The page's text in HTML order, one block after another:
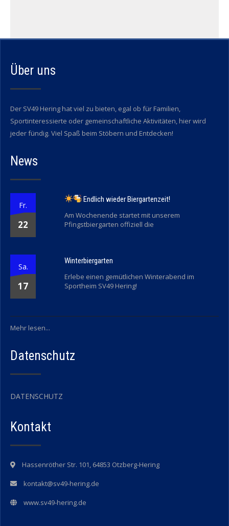
Über uns
Der SV49 Hering hat viel zu bieten, egal ob für Familien,
Sportinteressierte oder gemeinschaftliche Aktivitäten, hier wird
jeder fündig. Viel Spaß beim Stöbern und Entdecken!
News
Fr.
22
Endlich wieder Biergartenzeit!
Am Wochenende startet mit unserem
Pfingstbiergarten offiziell die
Sa.
17
Winterbiergarten
Erlebe einen gemütlichen Winterabend im
Sportheim SV49 Hering!
Mehr lesen...
Datenschutz
DATENSCHUTZ
Kontakt
Hassenröther Str. 101, 64853 Otzberg-Hering
kontakt@sv49-hering.de
www.sv49-hering.de